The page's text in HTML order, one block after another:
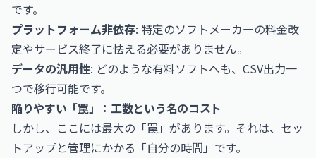
です。
プラットフォーム非依存: 特定のソフトメーカーの料金改
定やサービス終了に怯える必要がありません。
データの汎用性: どのような有料ソフトへも、CSV出力一
つで移行可能です。
陥りやすい「罠」：工数という名のコスト
しかし、ここには最大の「罠」があります。それは、セッ
トアップと管理にかかる「自分の時間」です。